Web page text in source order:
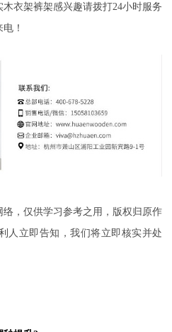
衣架裤架感兴趣请拨打24小时服务
！
，仅供学习参考之用，版权归原作
人立即告知，我们将立即核实并处